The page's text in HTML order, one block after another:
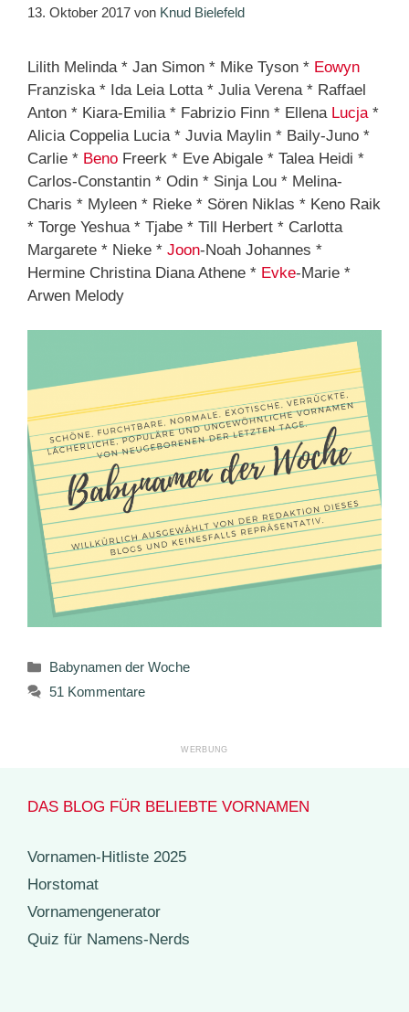
13. Oktober 2017 von Knud Bielefeld
Lilith Melinda * Jan Simon * Mike Tyson * Eowyn
Franziska * Ida Leia Lotta * Julia Verena * Raffael
Anton * Kiara-Emilia * Fabrizio Finn * Ellena Lucja *
Alicia Coppelia Lucia * Juvia Maylin * Baily-Juno *
Carlie * Beno Freerk * Eve Abigale * Talea Heidi *
Carlos-Constantin * Odin * Sinja Lou * Melina-
Charis * Myleen * Rieke * Sören Niklas * Keno Raik
* Torge Yeshua * Tjabe * Till Herbert * Carlotta
Margarete * Nieke * Joon-Noah Johannes *
Hermine Christina Diana Athene * Evke-Marie *
Arwen Melody
Kategorien
Babynamen der Woche
51 Kommentare
DAS BLOG FÜR BELIEBTE VORNAMEN
Vornamen-Hitliste 2025
Horstomat
Vornamengenerator
Quiz für Namens-Nerds